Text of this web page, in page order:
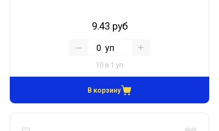
9.43 руб
уп
10 в 1 уп
В корзину